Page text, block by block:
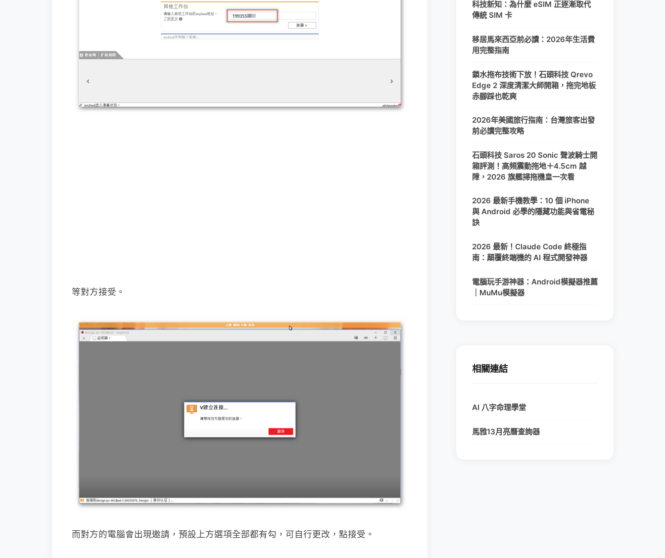
等對方接受。
而對方的電腦會出現邀請，預設上方選項全部都有勾，可自行更改，點接受。
科技新知：為什麼 eSIM 正逐漸取代
傳統 SIM 卡
移居馬來西亞前必讀：2026年生活費
用完整指南
鎖水拖布技術下放！石頭科技 Qrevo
Edge 2 深度清潔大師開箱，拖完地板
赤腳踩也乾爽
2026年美國旅行指南：台灣旅客出發
前必讀完整攻略
石頭科技 Saros 20 Sonic 聲波騎士開
箱評測！高頻震動拖地＋4.5cm 越
障，2026 旗艦掃拖機皇一次看
2026 最新手機教學：10 個 iPhone
與 Android 必學的隱藏功能與省電秘
訣
2026 最新！Claude Code 終極指
南：顛覆終端機的 AI 程式開發神器
電腦玩手游神器：Android模擬器推薦
｜MuMu模擬器
相關連結
AI 八字命理學堂
馬雅13月亮曆查詢器